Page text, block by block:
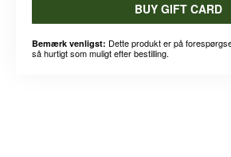
BUY GIFT CARD
Bemærk venligst: Dette produkt er på
så hurtigt som muligt efter bestilling.